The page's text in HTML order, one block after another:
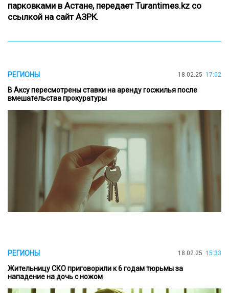
парковками в Астане, передает Turantimes.kz со
ссылкой на сайтАЗРК.
РЕГИОНЫ 18.02.25 17:02
В Аксу пересмотрены ставки на аренду госжилья после
вмешательства прокуратуры
РЕГИОНЫ 18.02.25 15:33
Жительницу СКО приговорили к 6 годам тюрьмы за
нападение на дочь с ножом